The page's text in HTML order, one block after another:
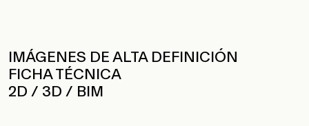
IMÁGENES DE ALTA DEFINICIÓN
FICHA TÉCNICA
2D / 3D / BIM